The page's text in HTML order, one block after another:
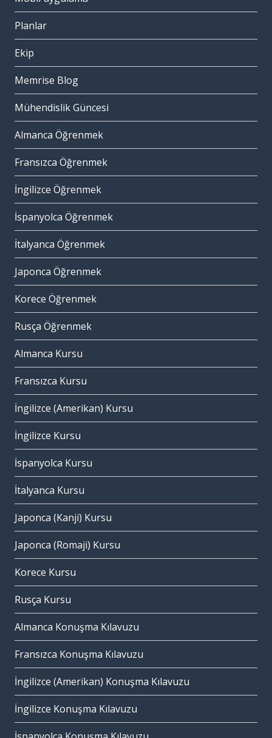
Planlar
Ekip
Memrise Blog
Mühendislik Güncesi
Almanca Öğrenmek
Fransızca Öğrenmek
İngilizce Öğrenmek
İspanyolca Öğrenmek
İtalyanca Öğrenmek
Japonca Öğrenmek
Korece Öğrenmek
Rusça Öğrenmek
Almanca Kursu
Fransızca Kursu
İngilizce (Amerikan) Kursu
İngilizce Kursu
İspanyolca Kursu
İtalyanca Kursu
Japonca (Kanji) Kursu
Japonca (Romaji) Kursu
Korece Kursu
Rusça Kursu
Almanca Konuşma Kılavuzu
Fransızca Konuşma Kılavuzu
İngilizce (Amerikan) Konuşma Kılavuzu
İngilizce Konuşma Kılavuzu